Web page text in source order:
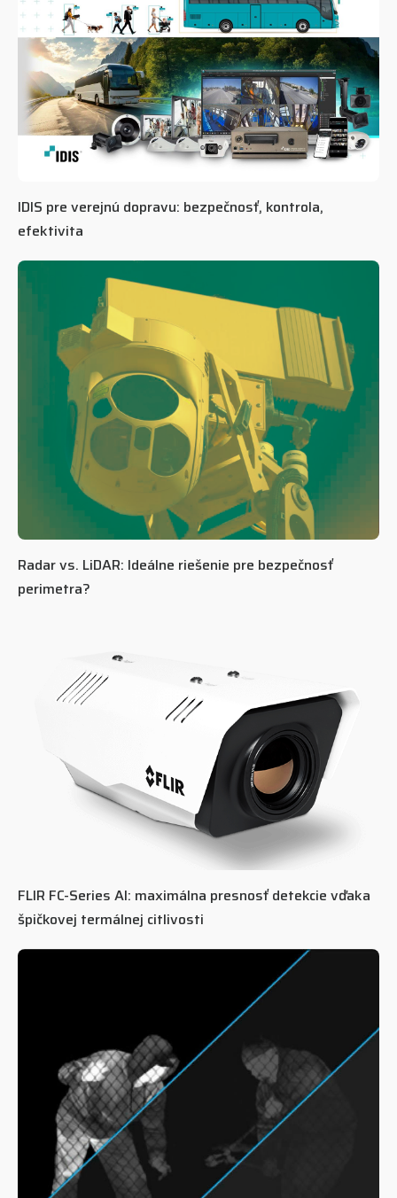
IDIS pre verejnú dopravu: bezpečnosť, kontrola,
efektivita
Radar vs. LiDAR: Ideálne riešenie pre bezpečnosť
perimetra?
FLIR FC-Series AI: maximálna presnosť detekcie vďaka
špičkovej termálnej citlivosti